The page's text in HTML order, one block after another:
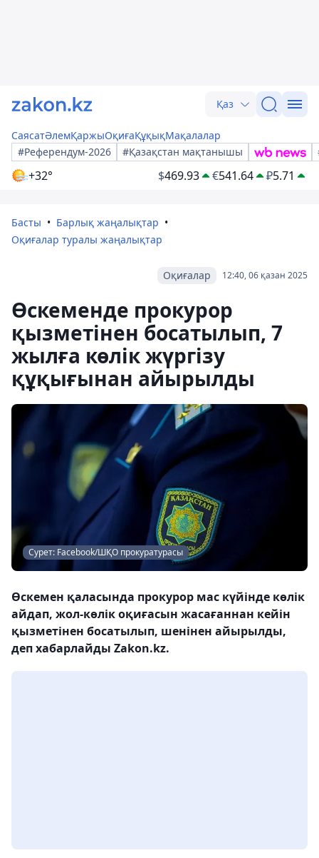
Қаз
СаясатӘлемҚаржыОқиғаҚұқықМақалалар
#Референдум-2026
#Қазақстан мақтанышы
+32° $469.93 €541.64 ₽5.71
Басты
Барлық жаңалықтар
Оқиғалар туралы жаңалықтар
12:40, 06 қазан 2025
Оқиғалар
Өскеменде прокурор
қызметінен босатылып, 7
жылға көлік жүргізу
құқығынан айырылды
Сурет: Facebook/ШҚО прокуратурасы
Өскемен қаласында прокурор мас күйінде көлік
айдап, жол-көлік оқиғасын жасағаннан кейін
қызметінен босатылып, шенінен айырылды,
деп хабарлайды Zakon.kz.